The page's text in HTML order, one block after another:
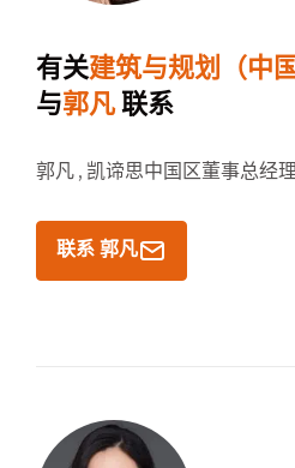
有关建筑与规划（中国
与郭凡联系
郭凡 , 凯谛思中国区董事总经
联系 郭凡